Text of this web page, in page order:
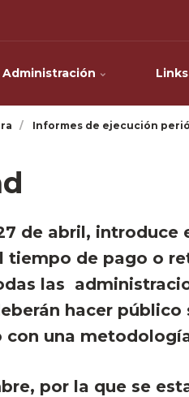
Administración
Informes de ejecución
de abril,
tiempo de pago o
las
hacer
con una
por la que se